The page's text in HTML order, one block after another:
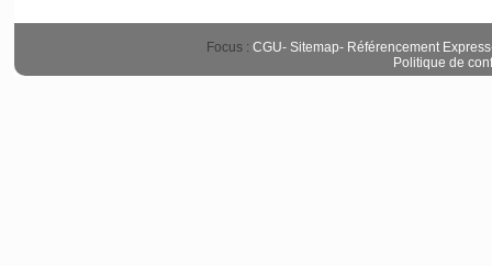
Focus : CGU- Sitemap- Référencement Express
Politique de